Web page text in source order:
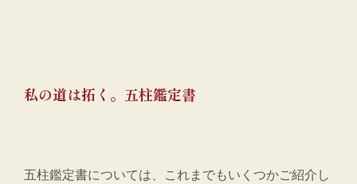
私の道は拓く。五柱鑑定書
五柱鑑定書については、これまでもいくつかご紹介し